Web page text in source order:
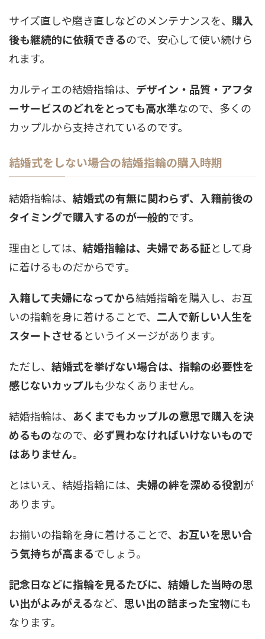
サイズ直しや磨き直しなどのメンテナンスを、 購入
後も継続的に依頼できるので、安心して使い続けら
れます。
カルティエの結婚指輪は、 デザイン・品質・アフタ
ーサービスのどれをとっても高水準なので、多くの
カップルから支持されているのです。
結婚式をしない場合の結婚指輪の購入時期
結婚指輪は、 結婚式の有無に関わらず、入籍前後の
タイミングで購入するのが一般的です。
理由としては、 結婚指輪は、夫婦である証として身
に着けるものだからです。
入籍して夫婦になってから結婚指輪を購入し、お互
いの指輪を身に着けることで、 二人で新しい人生を
スタートさせるというイメージがあります。
ただし、 結婚式を挙げない場合は、指輪の必要性を
感じないカップルも少なくありません。
結婚指輪は、 あくまでもカップルの意思で購入を決
めるものなので、 必ず買わなければいけないもので
はありません。
とはいえ、結婚指輪には、 夫婦の絆を深める役割が
あります。
お揃いの指輪を身に着けることで、 お互いを思い合
う気持ちが高まるでしょう。
記念日などに指輪を見るたびに、結婚した当時の思
い出がよみがえるなど、 思い出の詰まった宝物にも
なります。